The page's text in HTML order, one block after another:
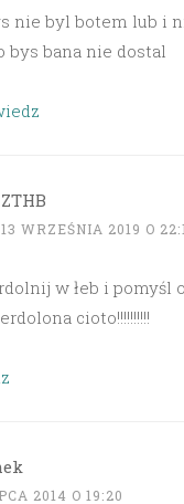
nie byl botem lub i
bys bana nie dostal
ZTHB
13 WRZEŚNIA 2019 O
w łeb i pomyśl
cioto!!!!!!!!!!
2014 O 19:20